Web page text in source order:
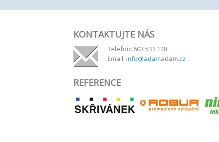
KONTAKTUJTE NÁS
Telefon: 603 531 128
Email: info@adamadam.cz
REFERENCE